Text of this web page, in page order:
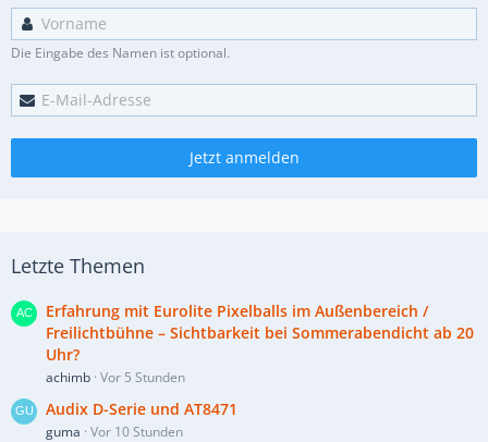
Die Eingabe des Namen ist optional.
Jetzt anmelden
Letzte Themen
Erfahrung mit Eurolite Pixelballs im Außenbereich /
Freilichtbühne – Sichtbarkeit bei Sommerabendicht ab 20
Uhr?
achimb Vor 5 Stunden
Audix D-Serie und AT8471
guma Vor 10 Stunden